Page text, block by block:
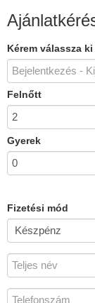
Kérem válassza
Felnőtt
Gyerek
Fizetési mód